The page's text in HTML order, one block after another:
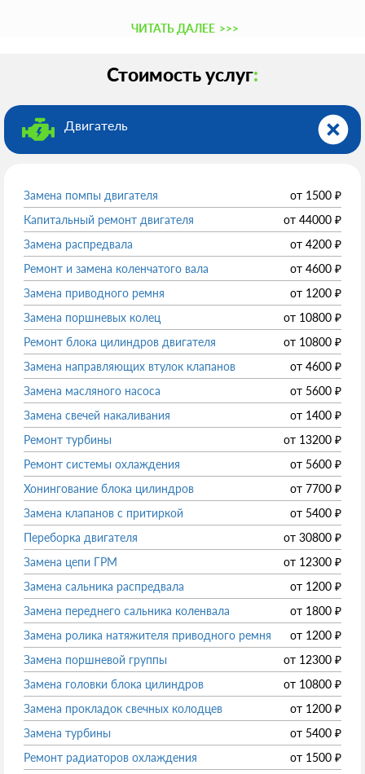
ЧИТАТЬ ДАЛЕЕ >>>
Стоимость услуг:
Двигатель
Замена помпы двигателя от 1500 ₽
Капитальный ремонт двигателя
от 44000 ₽
Замена распредвала
от 4200 ₽
Ремонт и замена коленчатого вала
от 4600 ₽
Замена приводного ремня
от 1200 ₽
Замена поршневых колец
от 10800 ₽
Ремонт блока цилиндров двигателя
от 10800 ₽
Замена направляющих втулок клапанов
от 4600 ₽
Замена масляного насоса
от 5600 ₽
Замена свечей накаливания
от 1400 ₽
Ремонт турбины
от 13200 ₽
Ремонт системы охлаждения
от 5600 ₽
Хонингование блока цилиндров
от 7700 ₽
Замена клапанов с притиркой
от 5400 ₽
Переборка двигателя
от 30800 ₽
Замена цепи ГРМ
от 12300 ₽
Замена сальника распредвала
от 1200 ₽
Замена переднего сальника коленвала
от 1800 ₽
Замена ролика натяжителя приводного ремня
от 1200 ₽
Замена поршневой группы
от 12300 ₽
Замена головки блока цилиндров
от 10800 ₽
Замена прокладок свечных колодцев
от 1200 ₽
Замена турбины
от 5400 ₽
Ремонт радиаторов охлаждения
от 1500 ₽